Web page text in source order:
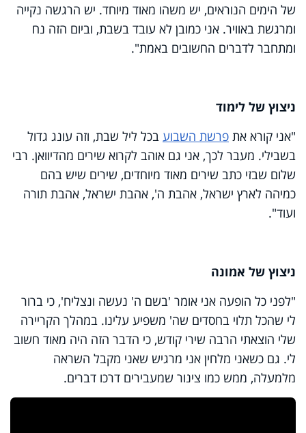
של הימים הנוראים, יש משהו מאוד מיוחד. יש הרגשה נקייה
ומרגשת באוויר. אני כמובן לא עובד בשבת, וביום הזה נח
ומתחבר לדברים החשובים באמת".
ניצוץ של לימוד
"אני קורא את פרשת השבוע בכל ליל שבת, וזה עונג גדול
בשבילי. מעבר לכך, אני גם אוהב לקרוא שירים מהדיוואן. רבי
שלום שבזי כתב שירים מאוד מיוחדים, שירים שיש בהם
כמיהה לארץ ישראל, אהבת ה', אהבת ישראל, אהבת תורה
ועוד".
ניצוץ של אמונה
"לפני כל הופעה אני אומר 'בשם ה' נעשה ונצליח', כי ברור
לי שהכל תלוי בחסדים שה' משפיע עלינו. במהלך הקריירה
שלי הוצאתי הרבה שירי קודש, כי הדבר הזה היה מאוד חשוב
לי. גם כשאני מלחין אני מרגיש שאני מקבל השראה
מלמעלה, ממש כמו צינור שמעבירים דרכו דברים.